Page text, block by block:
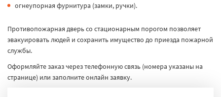
огнеупорная фурнитура (замки, ручки).
Противопожарная дверь со стационарным порогом позволяет
эвакуировать людей и сохранить имущество до приезда пожарной
службы.
Оформляйте заказ через телефонную связь (номера указаны на
странице) или заполните онлайн заявку.